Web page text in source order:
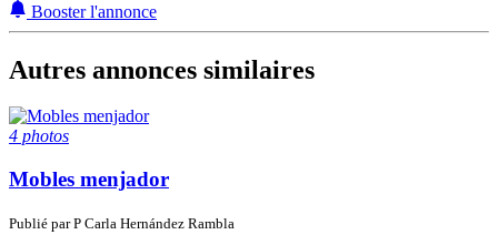
Booster l'annonce
Autres annonces similaires
4 photos
Mobles menjador
Publié parP Carla Hernández Rambla